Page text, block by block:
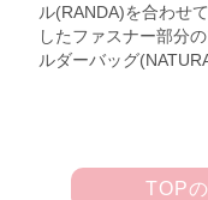
ル(RANDA)を合わせ
したファスナー部分
ルダーバッグ
TOP